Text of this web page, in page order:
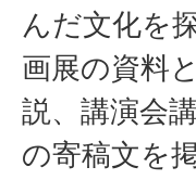
んだ文化を
画展の資料
説、講演会
の寄稿文を